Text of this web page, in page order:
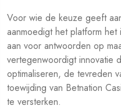
Voor wie de keuze geeft
aanmoedigt het platform
aan voor antwoorden op
vertegenwoordigt innovatie
optimaliseren, de tevreden
toewijding van Betnation
te versterken.